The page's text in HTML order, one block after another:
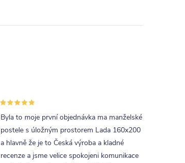
Byla to moje první objednávka ma manželské
postele s úložným prostorem Lada 160x200
a hlavně že je to Česká výroba a kladné
recenze a jsme velice spokojeni komunikace